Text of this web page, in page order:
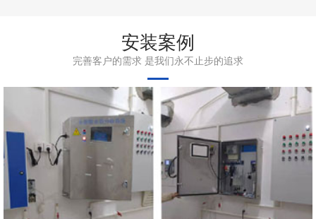
时在线管控需求。 诺博仪器自主研发，NS‑CHL700
叶绿素数字传感器正式上市！以光学荧光法为核心，
无试剂、无污染、高精度、易集成，为水体叶绿素a在
线监测提供一站式解决方案。 ...
安装案例
完善客户的需求 是我们永不止步的追求